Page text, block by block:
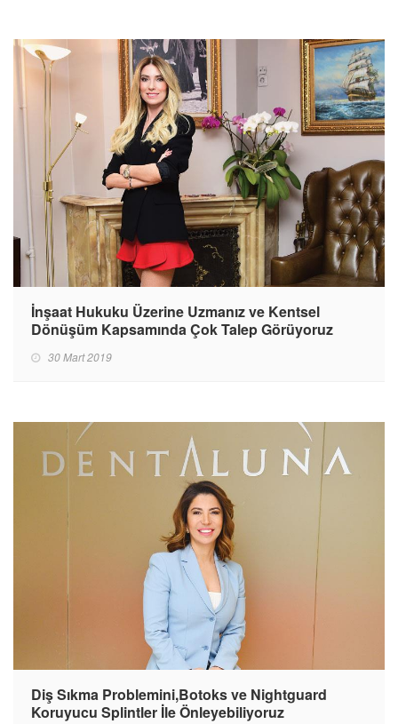
İnşaat Hukuku Üzerine Uzmanız ve Kentsel
Dönüşüm Kapsamında Çok Talep Görüyoruz
30 Mart 2019
Diş Sıkma Problemini,Botoks ve Nightguard
Koruyucu Splintler İle Önleyebiliyoruz